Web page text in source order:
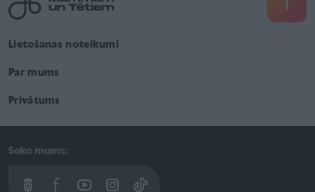
Lietošanas noteikumi
Par mums
Privātums
Seko mums: